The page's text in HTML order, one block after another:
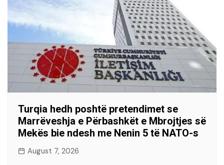
Turqia hedh poshtë pretendimet se
Marrëveshja e Përbashkët e Mbrojtjes së
Mekës bie ndesh me Nenin 5 të NATO-s
August 7, 2026